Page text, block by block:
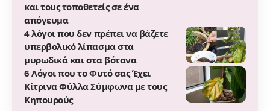
και τους τοποθετείς σε ένα
απόγευμα
4 λόγοι που δεν πρέπει να βάζετε
υπερβολικό λίπασμα στα
μυρωδικά και στα βότανα
6 Λόγοι που το Φυτό σας Έχει
Κίτρινα Φύλλα Σύμφωνα με τους
Κηπουρούς